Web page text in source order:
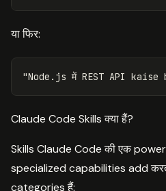
या फिर:
Claude Code Skills क्या हैं?
Skills Claude Code की एक
specialized capabilities add
categories हैं: